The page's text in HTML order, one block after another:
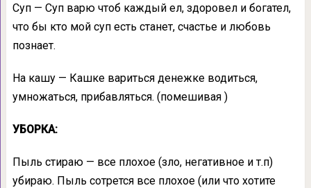
Суп — Суп варю чтоб каждый ел, здоровел и богател,
что бы кто мой суп есть станет, счастье и любовь
познает.
На кашу — Кашке вариться денежке водиться,
умножаться, прибавляться. (помешивая )
УБОРКА:
Пыль стираю — все плохое (зло, негативное и т.п)
убираю. Пыль сотрется все плохое (или что хотите